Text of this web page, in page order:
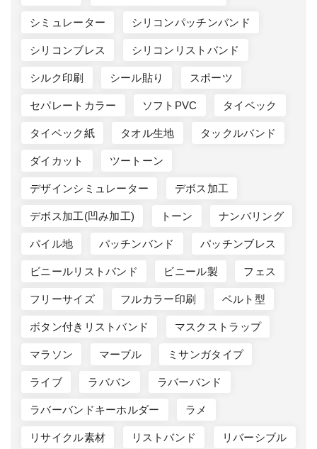
シミュレーター シリコンパッチンバンド
シリコンブレス シリコンリストバンド
シルク印刷 シール貼り スポーツ
セパレートカラー ソフトPVC タイベック
タイベック紙 タオル生地 タックルバンド
ダイカット ツートーン
デザインシミュレーター デボス加工
デボス加工(凹み加工) トーン ナンバリング
パイル地 パッチンバンド パッチンブレス
ビニールリストバンド ビニール製 フェス
フリーサイズ フルカラー印刷 ベルト型
ボタン付きリストバンド マスクストラップ
マラソン マーブル ミサンガタイプ
ライブ ラババン ラバーバンド
ラバーバンドキーホルダー ラメ
リサイクル素材 リストバンド リバーシブル